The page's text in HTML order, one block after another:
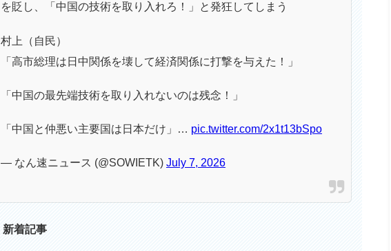
を貶し、「中国の技術を取り入れろ！」と発狂してしまう
村上（自民）
「高市総理は日中関係を壊して経済関係に打撃を与えた！」
「中国の最先端技術を取り入れないのは残念！」
「中国と仲悪い主要国は日本だけ」… pic.twitter.com/2x1t13bSpo
— なん速ニュース (@SOWIETK) July 7, 2026
新着記事